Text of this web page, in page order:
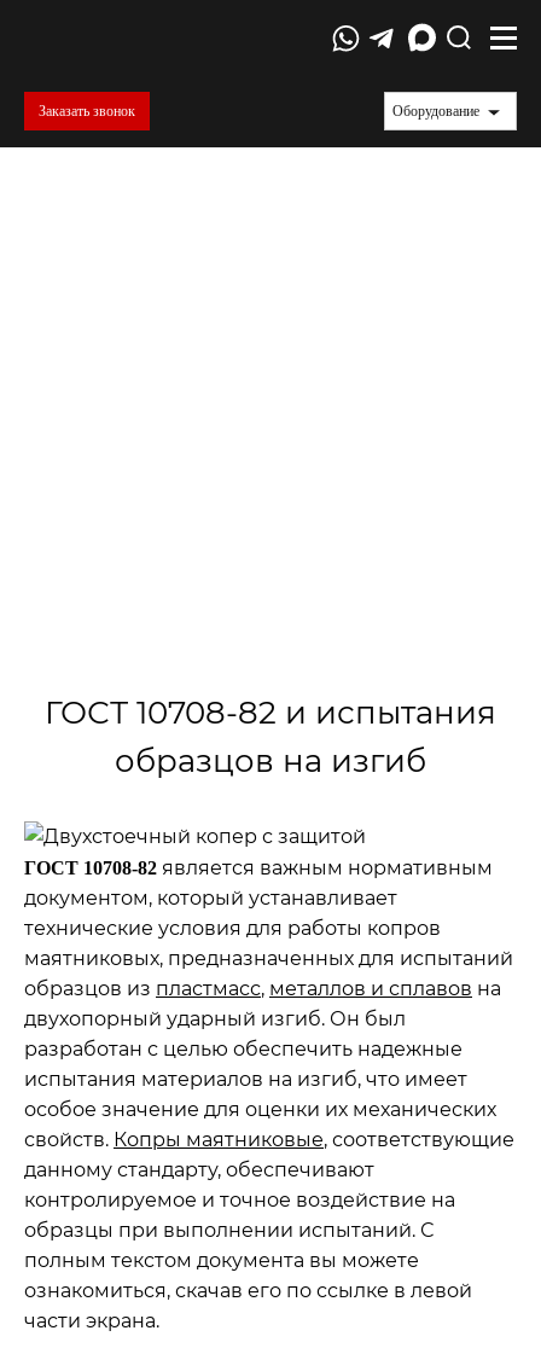
Заказать звонок Оборудование
ГОСТ 10708-82 и испытания
образцов на изгиб
ГОСТ 10708-82 является важным нормативным
документом, который устанавливает
технические условия для работы копров
маятниковых, предназначенных для испытаний
образцов из пластмасс, металлов и сплавов на
двухопорный ударный изгиб. Он был
разработан с целью обеспечить надежные
испытания материалов на изгиб, что имеет
особое значение для оценки их механических
свойств. Копры маятниковые, соответствующие
данному стандарту, обеспечивают
контролируемое и точное воздействие на
образцы при выполнении испытаний. С
полным текстом документа вы можете
ознакомиться, скачав его по ссылке в левой
части экрана.